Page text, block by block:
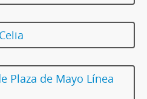
Plaza de Mayo Línea